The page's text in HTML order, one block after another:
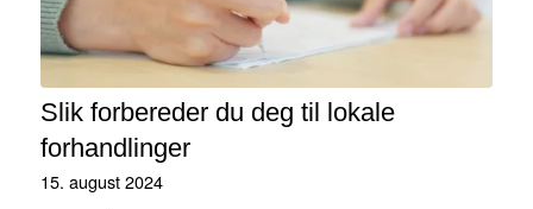
Slik forbereder du deg til lokale
forhandlinger
15. august 2024